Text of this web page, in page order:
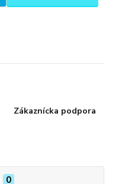
Zákaznícka podpora
0